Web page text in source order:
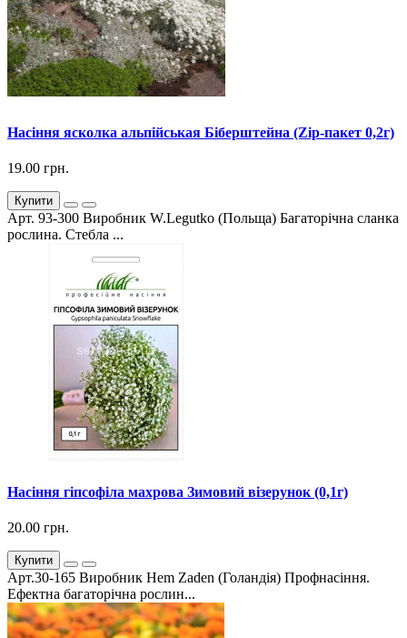
Насіння ясколка альпійськая Біберштейна (Zip-пакет 0,2г)
19.00 грн.
Купити
Арт. 93-300 Виробник W.Legutko (Польща) Багаторічна сланка
рослина. Стебла ...
Насіння гіпсофіла махрова Зимовий візерунок (0,1г)
20.00 грн.
Купити
Арт.30-165 Виробник Hem Zaden (Голандія) Профнасіння.
Ефектна багаторічна рослин...